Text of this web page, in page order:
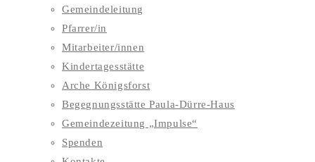
Gemeindeleitung
Pfarrer/in
Mitarbeiter/innen
Kindertagesstätte
Arche Königsforst
Begegnungsstätte Paula-Dürre-Haus
Gemeindezeitung „Impulse“
Spenden